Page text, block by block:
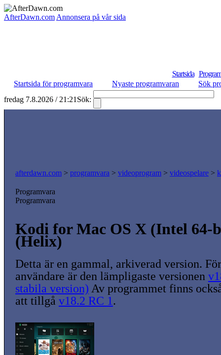
AfterDawn.com Annonsera på vår sida
Startsida
Startsida för programvara
Nyaste programvaran
Sök
fredag 7.8.2026 / 21:21 Sök:
afterdawn.com > programvara > videoprogram > videospelare >
Programvara
Programvara
Kodi for Mac OS X (Intel 64-
(Helix)
Detta är en gammal, arkiverad version.
användare är den lämpligaste versionen
stabila version) Av programmet finns
att tillgå v18.2 RC 1.